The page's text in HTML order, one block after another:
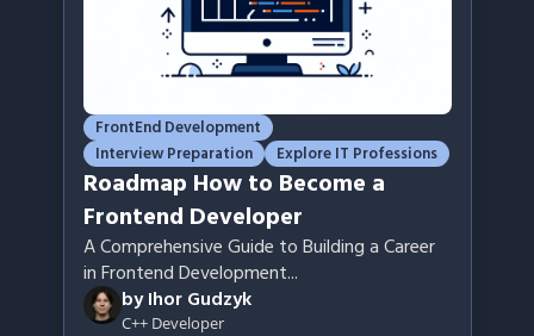
FrontEnd Development
Interview Preparation
Explore IT Professions
Roadmap How to Become a
Frontend Developer
A Comprehensive Guide to Building a Career
in Frontend Development...
byIhor Gudzyk
C++ Developer